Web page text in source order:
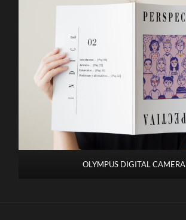
OLYMPUS DIGITAL CAMERA